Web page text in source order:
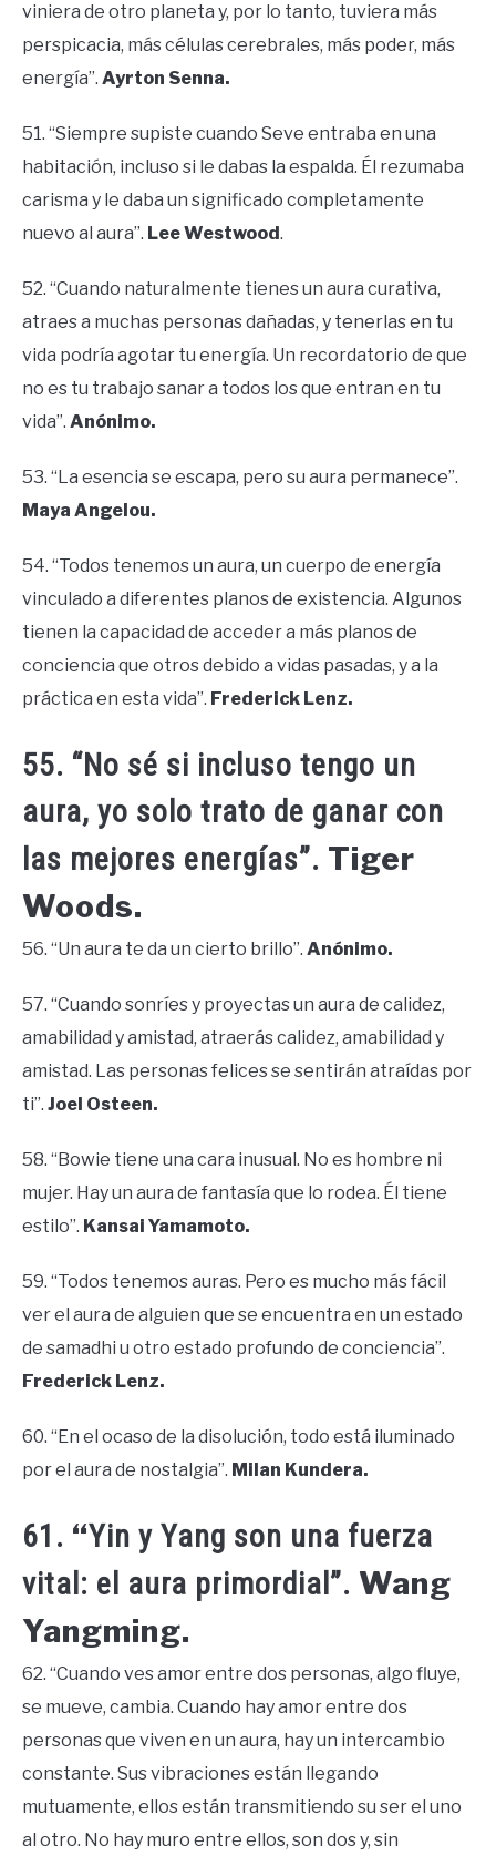
viniera de otro planeta y, por lo tanto, tuviera más
perspicacia, más células cerebrales, más poder, más
energía”. Ayrton Senna.
51. “Siempre supiste cuando Seve entraba en una
habitación, incluso si le dabas la espalda. Él rezumaba
carisma y le daba un significado completamente
nuevo al aura”. Lee Westwood .
52. “Cuando naturalmente tienes un aura curativa,
atraes a muchas personas dañadas, y tenerlas en tu
vida podría agotar tu energía. Un recordatorio de que
no es tu trabajo sanar a todos los que entran en tu
vida”. Anónimo.
53. “La esencia se escapa, pero su aura permanece”.
Maya Angelou.
54. “Todos tenemos un aura, un cuerpo de energía
vinculado a diferentes planos de existencia. Algunos
tienen la capacidad de acceder a más planos de
conciencia que otros debido a vidas pasadas, y a la
práctica en esta vida”. Frederick Lenz.
55. “No sé si incluso tengo un
aura, yo solo trato de ganar con
las mejores energías”. Tiger
Woods.
56. “Un aura te da un cierto brillo”. Anónimo.
57. “Cuando sonríes y proyectas un aura de calidez,
amabilidad y amistad, atraerás calidez, amabilidad y
amistad. Las personas felices se sentirán atraídas por
ti”. Joel Osteen.
58. “Bowie tiene una cara inusual. No es hombre ni
mujer. Hay un aura de fantasía que lo rodea. Él tiene
estilo”. Kansai Yamamoto.
59. “Todos tenemos auras. Pero es mucho más fácil
ver el aura de alguien que se encuentra en un estado
de samadhi u otro estado profundo de conciencia”.
Frederick Lenz.
60. “En el ocaso de la disolución, todo está iluminado
por el aura de nostalgia”. Milan Kundera.
61. “Yin y Yang son una fuerza
vital: el aura primordial”. Wang
Yangming.
62. “Cuando ves amor entre dos personas, algo fluye,
se mueve, cambia. Cuando hay amor entre dos
personas que viven en un aura, hay un intercambio
constante. Sus vibraciones están llegando
mutuamente, ellos están transmitiendo su ser el uno
al otro. No hay muro entre ellos, son dos y, sin